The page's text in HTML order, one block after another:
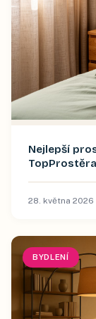
Nejlepší
28. května 2026
BYDLENÍ